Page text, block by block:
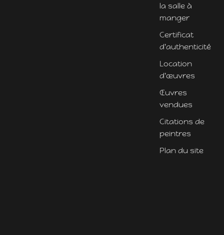
la salle à
manger
Certificat
d'authenticité
Location
d'œuvres
Œuvres
vendues
Citations de
peintres
Plan du site